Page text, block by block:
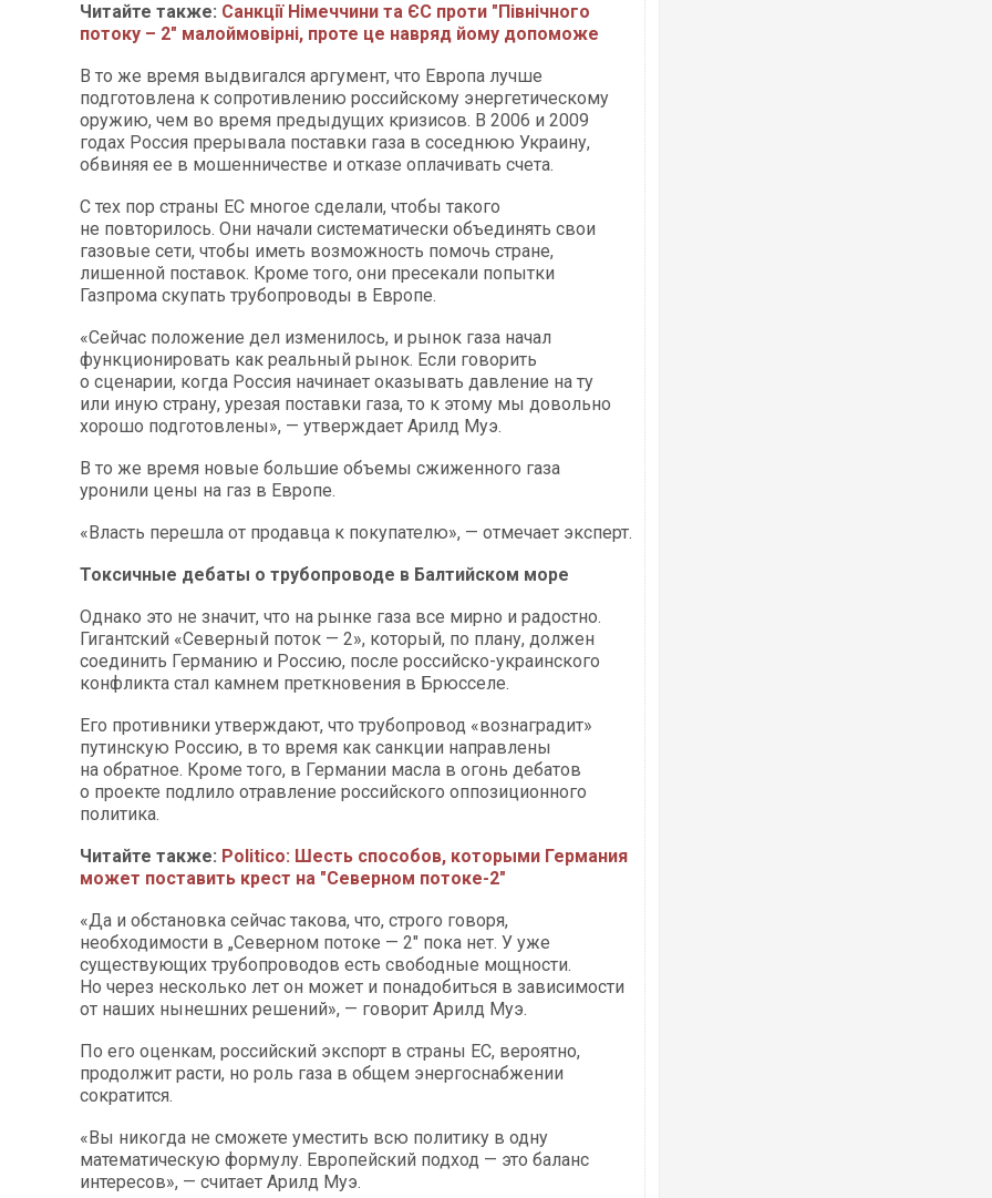
Читайте также: Санкції Німеччини та ЄС проти "Північного
потоку – 2" малоймовірні, проте це навряд йому допоможе
В то же время выдвигался аргумент, что Европа лучше
подготовлена к сопротивлению российскому энергетическому
оружию, чем во время предыдущих кризисов. В 2006 и 2009
годах Россия прерывала поставки газа в соседнюю Украину,
обвиняя ее в мошенничестве и отказе оплачивать счета.
С тех пор страны ЕС многое сделали, чтобы такого
не повторилось. Они начали систематически объединять свои
газовые сети, чтобы иметь возможность помочь стране,
лишенной поставок. Кроме того, они пресекали попытки
Газпрома скупать трубопроводы в Европе.
«Сейчас положение дел изменилось, и рынок газа начал
функционировать как реальный рынок. Если говорить
о сценарии, когда Россия начинает оказывать давление на ту
или иную страну, урезая поставки газа, то к этому мы довольно
хорошо подготовлены», — утверждает Арилд Муэ.
В то же время новые большие объемы сжиженного газа
уронили цены на газ в Европе.
«Власть перешла от продавца к покупателю», — отмечает эксперт.
Токсичные дебаты о трубопроводе в Балтийском море
Однако это не значит, что на рынке газа все мирно и радостно.
Гигантский «Северный поток — 2», который, по плану, должен
соединить Германию и Россию, после российско-украинского
конфликта стал камнем преткновения в Брюсселе.
Его противники утверждают, что трубопровод «вознаградит»
путинскую Россию, в то время как санкции направлены
на обратное. Кроме того, в Германии масла в огонь дебатов
о проекте подлило отравление российского оппозиционного
политика.
Читайте также: Politico: Шесть способов, которыми Германия
может поставить крест на "Северном потоке-2"
«Да и обстановка сейчас такова, что, строго говоря,
необходимости в „Северном потоке — 2" пока нет. У уже
существующих трубопроводов есть свободные мощности.
Но через несколько лет он может и понадобиться в зависимости
от наших нынешних решений», — говорит Арилд Муэ.
По его оценкам, российский экспорт в страны ЕС, вероятно,
продолжит расти, но роль газа в общем энергоснабжении
сократится.
«Вы никогда не сможете уместить всю политику в одну
математическую формулу. Европейский подход — это баланс
интересов», — считает Арилд Муэ.